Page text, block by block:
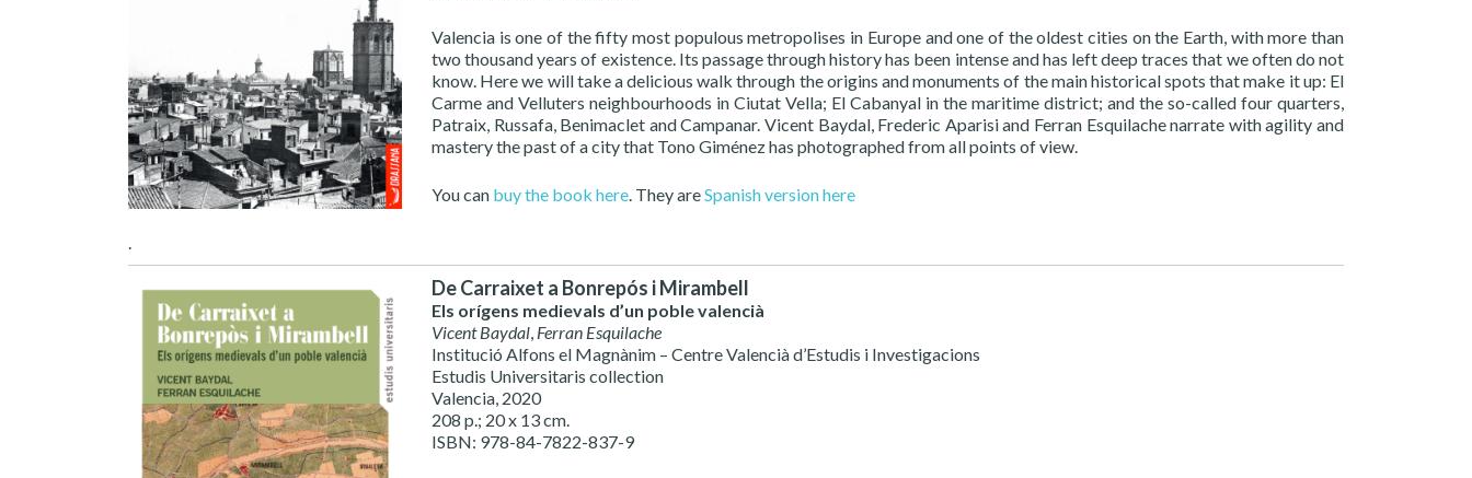
Valencia is one of the fifty most populous metropolises in Europe and one of the oldest cities on the Earth, with more than
two thousand years of existence. Its passage through history has been intense and has left deep traces that we often do not
know. Here we will take a delicious walk through the origins and monuments of the main historical spots that make it up: El
Carme and Velluters neighbourhoods in Ciutat Vella; El Cabanyal in the maritime district; and the so-called four quarters,
Patraix, Russafa, Benimaclet and Campanar. Vicent Baydal, Frederic Aparisi and Ferran Esquilache narrate with agility and
mastery the past of a city that Tono Giménez has photographed from all points of view.
You can buy the book here. They areSpanish version here
.
De Carraixet a Bonrepós i Mirambell
Els orígens medievals d’un poble valencià
Vicent Baydal, Ferran Esquilache
Institució Alfons el Magnànim – Centre Valencià d’Estudis i Investigacions
Estudis Universitaris collection
Valencia, 2020
208 p.; 20 x 13 cm.
ISBN: 978-84-7822-837-9